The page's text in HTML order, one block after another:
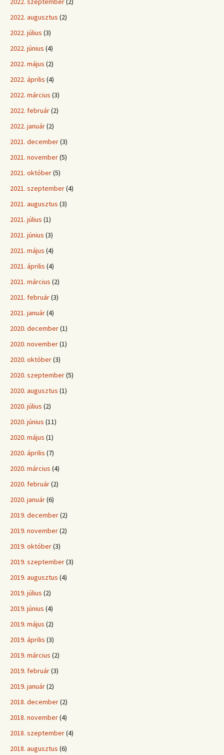
2022. augusztus (2)
2022. július (3)
2022. június (4)
2022. május (2)
2022. április (4)
2022. március (3)
2022. február(2)
2022. január(2)
2021. december(3)
2021. november(5)
2021. október(5)
2021. szeptember(4)
2021. augusztus (3)
2021. július (1)
2021. június (3)
2021. május (4)
2021. április (4)
2021. március (2)
2021. február(3)
2021. január(4)
2020. december(1)
2020. november(1)
2020. október(3)
2020. szeptember(5)
2020. augusztus (1)
2020. július (2)
2020. június (11)
2020. május (1)
2020. április (7)
2020. március (4)
2020. február(2)
2020. január(6)
2019. december(2)
2019. november(2)
2019. október(3)
2019. szeptember(3)
2019. augusztus (4)
2019. július (2)
2019. június (4)
2019. május (2)
2019. április (3)
2019. március (2)
2019. február(3)
2019. január(2)
2018. december(2)
2018. november(4)
2018. szeptember(4)
2018. augusztus (6)